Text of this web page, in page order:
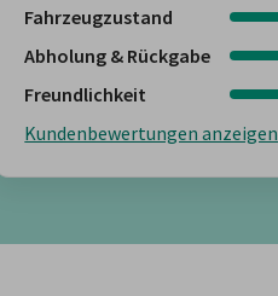
Fahrzeugzustand
Abholung & Rückgabe
Freundlichkeit
Kundenbewertungen anzeigen